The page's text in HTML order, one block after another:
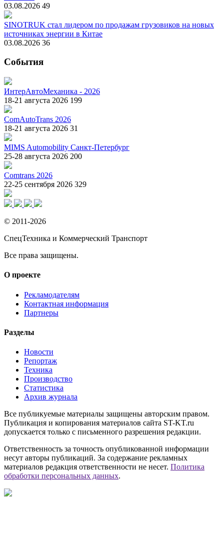
03.08.2026 49
SINOTRUK стал лидером по продажам грузовиков на новых
источниках энергии в Китае
03.08.2026 36
События
ИнтерАвтоМеханика - 2026
18-21 августа 2026 199
ComAutoTrans 2026
18-21 августа 2026 31
MIMS Automobility Санкт-Петербург
25-28 августа 2026 200
Comtrans 2026
22-25 сентября 2026 329
© 2011-2026
СпецТехника и Коммерческий Транспорт
Все права защищены.
О проекте
Рекламодателям
Контактная информация
Партнеры
Разделы
Новости
Репортаж
Техника
Производство
Статистика
Архив журнала
Все публикуемые материалы защищены авторским правом.
Публикация и копирования материалов сайта ST-KT.ru
допускается только с письменного разрешения редакции.
Ответственность за точность опубликованной информации
несут авторы публикаций. За содержание рекламных
материалов редакция ответственности не несет. Политика
обработки персональных данных.